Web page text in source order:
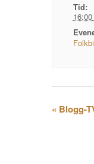
Tid:
« Blogg-